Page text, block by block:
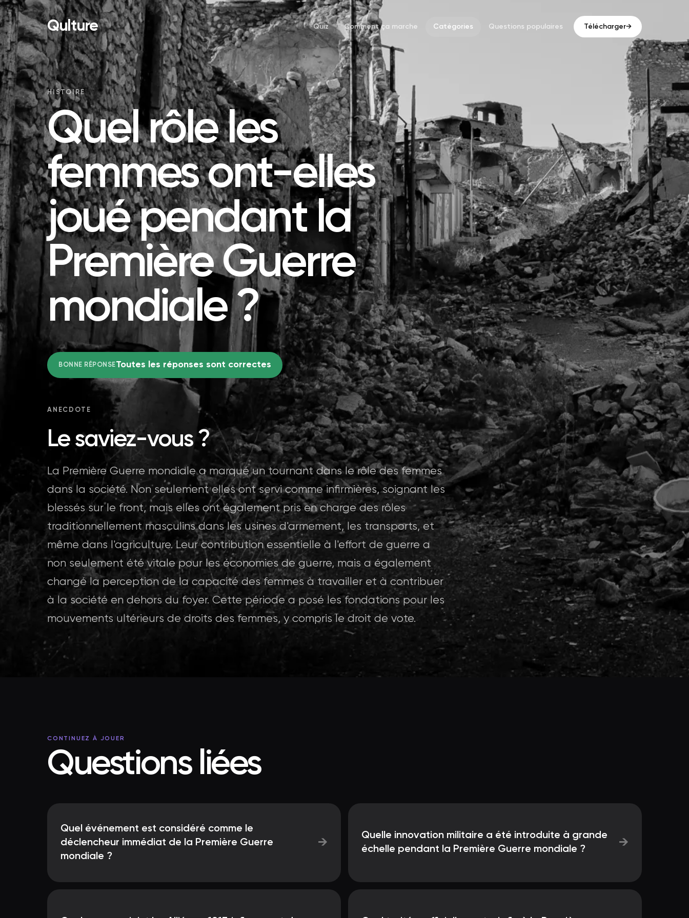
Qulture Quiz Comment ça marche Catégories Questions populaires Télécharger→
HISTOIRE
Quel rôle les
femmes ont-elles
joué pendant la
Première Guerre
mondiale ?
BONNE RÉPONSEToutes les réponses sont correctes
ANECDOTE
Le saviez-vous ?
La Première Guerre mondiale a marqué un tournant dans le rôle des femmes
dans la société. Non seulement elles ont servi comme infirmières, soignant les
blessés sur le front, mais elles ont également pris en charge des rôles
traditionnellement masculins dans les usines d'armement, les transports, et
même dans l'agriculture. Leur contribution essentielle à l'effort de guerre a
non seulement été vitale pour les économies de guerre, mais a également
changé la perception de la capacité des femmes à travailler et à contribuer
à la société en dehors du foyer. Cette période a posé les fondations pour les
mouvements ultérieurs de droits des femmes, y compris le droit de vote.
CONTINUEZ À JOUER
Questions liées
Quel événement est considéré comme le
déclencheur immédiat de la Première Guerre
mondiale ?
→
Quelle innovation militaire a été introduite à grande
échelle pendant la Première Guerre mondiale ?
→